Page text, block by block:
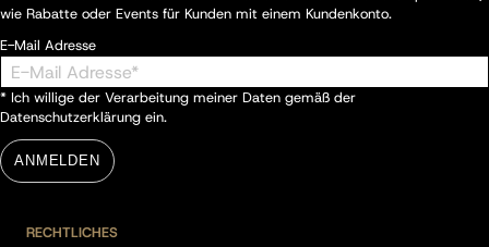
wie Rabatte oder Events für Kunden mit einem Kundenkonto.
E-Mail Adresse
* Ich willige der Verarbeitung meiner Daten gemäß der
Datenschutzerklärung ein.
ANMELDEN
RECHTLICHES